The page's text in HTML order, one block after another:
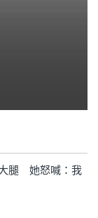
腿 她怒喊：我